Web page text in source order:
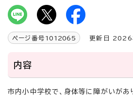
ページ番号 1012065 更新日 2026
内容
市内小中学校で、身体等に障がいがあ